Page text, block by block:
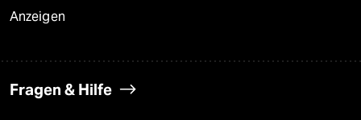
Anzeigen
Fragen & Hilfe